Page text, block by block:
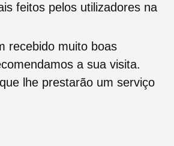
feitos pelos utilizadores na
recebido muito boas
a sua visita.
lhe prestarão um serviço